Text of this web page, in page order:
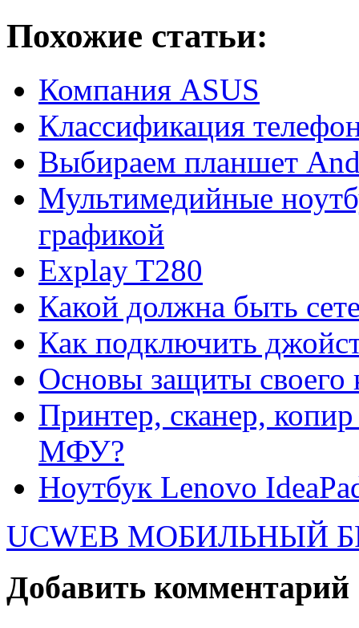
Похожие статьи:
Компания ASUS
Классификация
Выбираем планшет
Мультимедийные
графикой
Explay T280
Какой должна быть
Как подключить
Основы защиты своего
Принтер, сканер,
МФУ?
Ноутбук Lenovo
UCWEB МОБИЛЬНЫЙ
Добавить комментарий